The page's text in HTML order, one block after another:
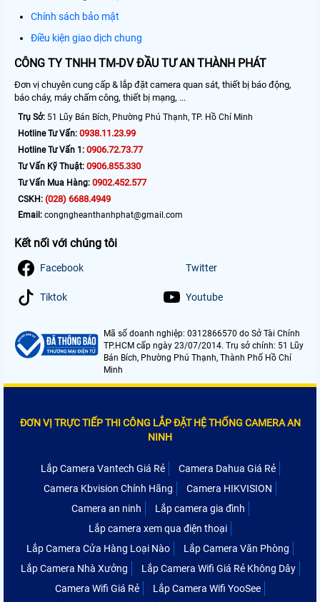
Chính sách bảo mật
Điều kiện giao dịch chung
CÔNG TY TNHH TM-DV ĐẦU TƯ AN THÀNH PHÁT
Đơn vị chuyên cung cấp & lắp đặt camera quan sát, thiết bị báo động,
báo cháy, máy chấm công, thiết bị mạng, ...
Trụ Sở: 51 Lũy Bán Bích, Phường Phú Thạnh, TP. Hồ Chí Minh
Hotline Tư Vấn: 0938.11.23.99
Hotline Tư Vấn 1: 0906.72.73.77
Tư Vấn Kỹ Thuật: 0906.855.330
Tư Vấn Mua Hàng: 0902.452.577
CSKH: (028) 6688.4949
Email: congngheanthanhphat@gmail.com
Kết nối với chúng tôi
Facebook Twitter
Tiktok Youtube
Mã số doanh nghiệp: 0312866570 do Sở Tài Chính
TP.HCM cấp ngày 23/07/2014. Trụ sở chính: 51 Lũy
Bán Bích, Phường Phú Thạnh, Thành Phố Hồ Chí
Minh
ĐƠN VỊ TRỰC TIẾP THI CÔNG LẮP ĐẶT HỆ THỐNG CAMERA AN
NINH
Lắp Camera Vantech Giá Rẻ
Camera Dahua Giá Rẻ
Camera Kbvision Chính Hãng
Camera HIKVISION
Camera an ninh
Lắp camera gia đình
Lắp camera xem qua điện thoại
Lắp Camera Cửa Hàng Loại Nào
Lắp Camera Văn Phòng
Lắp Camera Nhà Xưởng
Lắp Camera Wifi Giá Rẻ Không Dây
Camera Wifi Giá Rẻ
Lắp Camera Wifi YooSee